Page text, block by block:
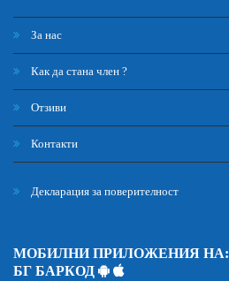
За нас
Как да стана член ?
Отзиви
Контакти
Декларация за поверителност
МОБИЛНИ ПРИЛОЖЕНИЯ НА:
БГ БАРКОД